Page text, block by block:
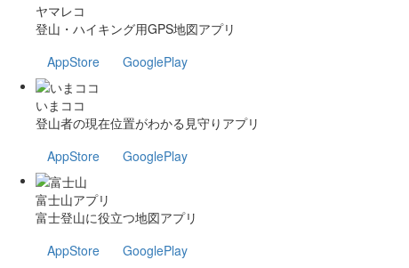
ヤマレコ
登山・ハイキング用GPS地図アプリ
AppStore
GooglePlay
いまココ
登山者の現在位置がわかる見守りアプリ
AppStore
GooglePlay
富士山アプリ
富士登山に役立つ地図アプリ
AppStore
GooglePlay